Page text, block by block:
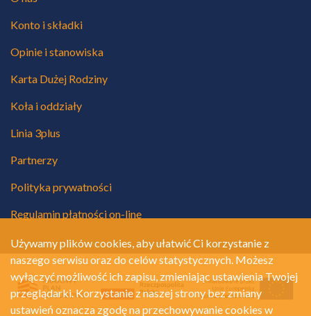
Konto i składki
Opinie i stanowiska
Karta Dużej Rodziny
Koła i oddziały
Linia 3plus
Partnerzy
Polityka prywatności
Regulamin płatności on-line
Używamy plików cookies, aby ułatwić Ci korzystanie z
naszego serwisu oraz do celów statystycznych. Możesz
wyłączyć możliwość ich zapisu, zmieniając ustawienia Twojej
przeglądarki. Korzystanie z naszej strony bez zmiany
ustawień oznacza zgodę na przechowywanie cookies w